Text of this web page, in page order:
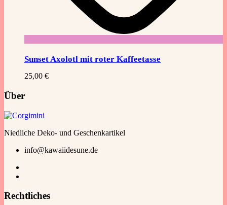
Sunset Axolotl mit roter Kaffeetasse
25,00 €
Über
Niedliche Deko- und Geschenkartikel
info@kawaiidesune.de
Rechtliches